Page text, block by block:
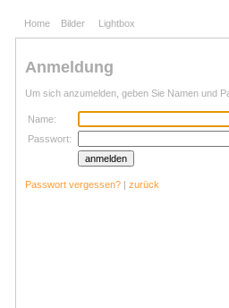
Home Bilder Lightbox
Anmeldung
Um sich anzumelden, geben Sie Namen und
Name:
Passwort:
Passwort vergessen? | zurück